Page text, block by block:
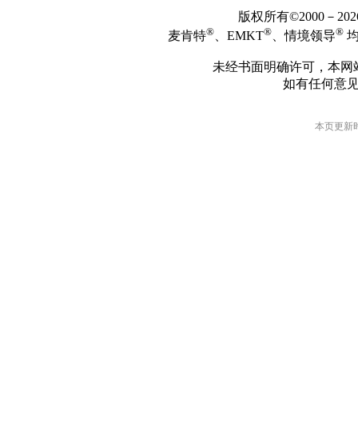
版权所有©2000－
麦肯特® 、EMKT® 、情境领导®
未经书面明确许可，本
如有任何意
本页更新